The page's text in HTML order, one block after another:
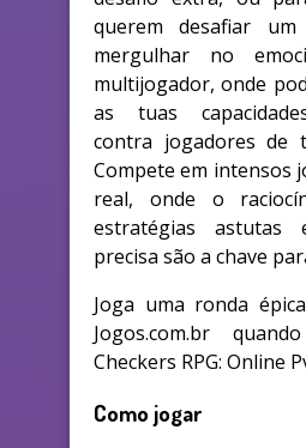
querem desafiar um
mergulhar no
multijogador, onde
as tuas
contra jogadores de
Compete em intensos
real, onde o
estratégias astutas
precisa são a chave
Joga uma ronda
Jogos.com.br
Checkers RPG: Online
Como jogar